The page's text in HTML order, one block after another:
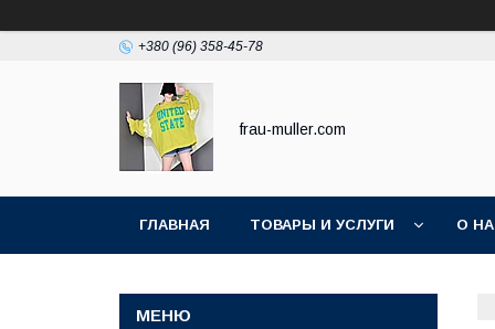
+380 (96) 358-45-78
frau-muller.com
ГЛАВНАЯ ТОВАРЫ И УСЛУГИ О